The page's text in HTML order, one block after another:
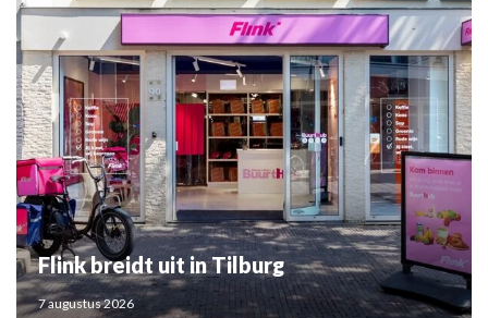
Flink breidt uit in Tilburg
7 augustus 2026